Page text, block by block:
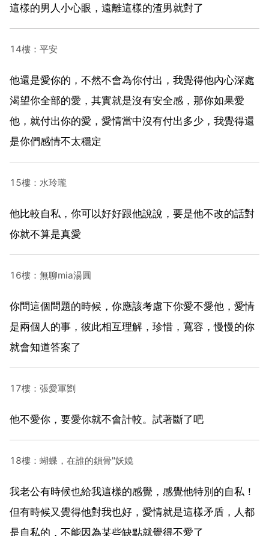
這樣的男人小心眼，遠離這樣的渣男就對了
14樓：平安
他還是愛你的，不然不會為你付出，我覺得他內心深處
渴望你全部的愛，其實就是沒有安全感，那你如果愛
他，就付出你的愛，愛情當中沒有付出多少，我覺得還
是你們感情不太穩定
15樓：水玲瓏
他比較自私，你可以好好跟他說說，要是他不改的話對
你就不算是真愛
16樓：無聊mia湯圓
你問這個問題的時候，你應該考慮下你愛不愛他，愛情
是兩個人的事，彼此相互理解，珍惜，寬容，慢慢的你
就會知道答案了
17樓：張愛軍劉
他不愛你，要愛你就不會計較。試著斷了吧
18樓：蝴蝶，在誰的鎖骨"妖嬈
我老公有時候也給我這樣的感覺，感覺他特別的自私！
但有時候又覺得他對我也好，愛情就是這樣矛盾，人都
是自私的，不能因為某些缺點就覺得不愛了